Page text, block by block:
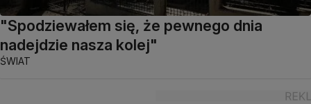
"Spodziewałem się, że pewnego dnia
nadejdzie nasza kolej"
ŚWIAT